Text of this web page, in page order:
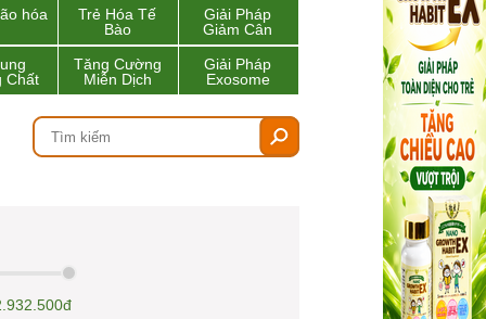
hóa
Trẻ Hóa Tế
Bào
Giải Pháp
Giảm Cân
Chất
Tăng Cường
Miễn Dịch
Giải Pháp
Exosome